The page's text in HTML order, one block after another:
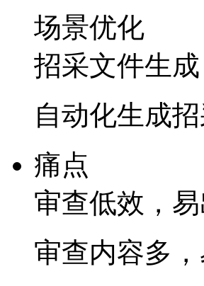
场景优化
招采文件生成
自动化生成招
痛点
审查低效，
审查内容多